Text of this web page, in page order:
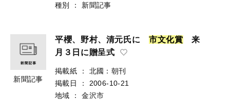
種別
： 新聞記事
新聞記事
平櫻、野村、清元氏に市文化賞 来
月３日に贈呈式
掲載紙 ：
北國：朝刊
掲載日
：
2006-10-21
地域
：
金沢市